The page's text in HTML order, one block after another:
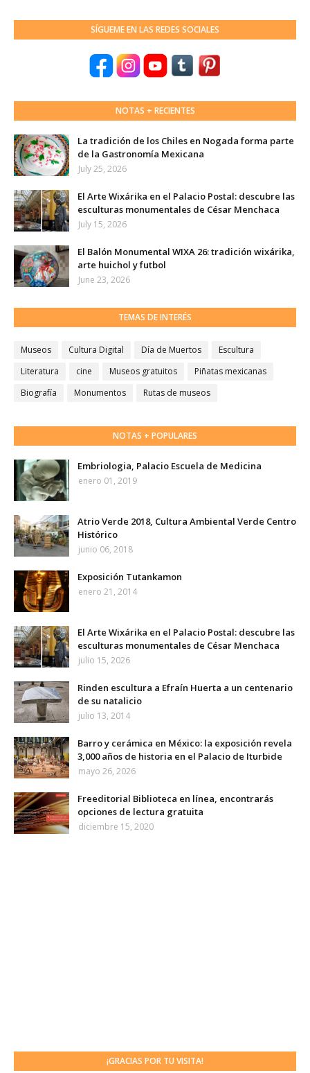
SÍGUEME EN LAS REDES SOCIALES
NOTAS + RECIENTES
La tradición de los Chiles en Nogada forma parte
de la Gastronomía Mexicana
July 25, 2026
El Arte Wixárika en el Palacio Postal: descubre las
esculturas monumentales de César Menchaca
July 15, 2026
El Balón Monumental WIXA 26: tradición wixárika,
arte huichol y futbol
June 23, 2026
TEMAS DE INTERÉS
Museos Cultura Digital Día de Muertos
Escultura
Literatura
cine Museos gratuitos
Piñatas mexicanas
Biografía
Monumentos Rutas de museos
NOTAS + POPULARES
Embriologia, Palacio Escuela de Medicina
enero 01, 2019
Atrio Verde 2018, Cultura Ambiental Verde Centro
Histórico
junio 06, 2018
Exposición Tutankamon
enero 21, 2014
El Arte Wixárika en el Palacio Postal: descubre las
esculturas monumentales de César Menchaca
julio 15, 2026
Rinden escultura a Efraín Huerta a un centenario
de su natalicio
julio 13, 2014
Barro y cerámica en México: la exposición revela
3,000 años de historia en el Palacio de Iturbide
mayo 26, 2026
Freeditorial Biblioteca en línea, encontrarás
opciones de lectura gratuita
diciembre 15, 2020
¡GRACIAS POR TU VISITA!